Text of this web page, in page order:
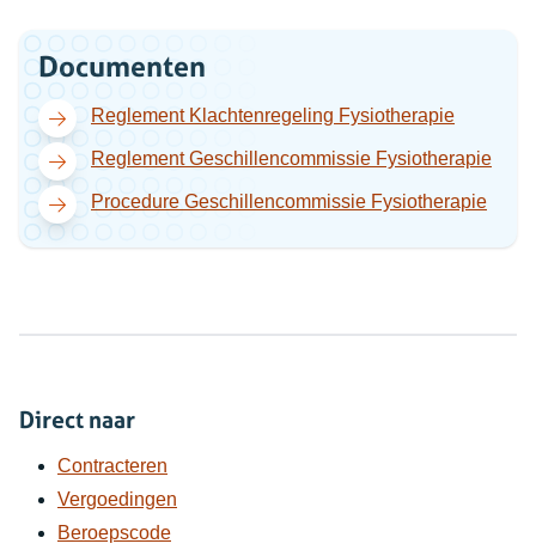
Documenten
Reglement Klachtenregeling Fysiotherapie(opent in
Reglement Geschillencommissie Fysiotherapie
Procedure Geschillencommissie Fysiotherapie
Direct naar
Contracteren
Vergoedingen
Beroepscode